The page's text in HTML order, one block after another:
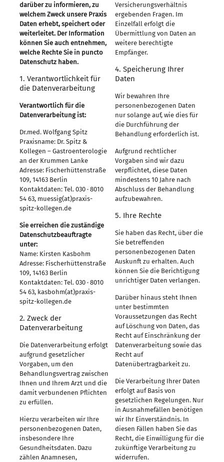
darüber zu informieren, zu
welchem Zweck unsere Praxis
Daten erhebt, speichert oder
weiterleitet. Der Information
können Sie auch entnehmen,
welche Rechte Sie in puncto
Datenschutz haben.
1. Verantwortlichkeit für
die Datenverarbeitung
Verantwortlich für die
Datenverarbeitung ist:
Dr.med. Wolfgang Spitz
Praxisname: Dr. Spitz &
Kollegen – Gastroenterologie
an der Krummen Lanke
Adresse: Fischerhüttenstraße
109, 14163 Berlin
Kontaktdaten: Tel. 030 · 8010
54 63, muessig(at)praxis-
spitz-kollegen.de
Sie erreichen die zuständige
Datenschutzbeauftragte
unter:
Name: Kirsten Kasbohm
Adresse: Fischerhüttenstraße
109, 14163 Berlin
Kontaktdaten: Tel. 030 · 8010
54 63, kasbohm(at)praxis-
spitz-kollegen.de
2. Zweck der
Datenverarbeitung
Die Datenverarbeitung erfolgt
aufgrund gesetzlicher
Vorgaben, um den
Behandlungsvertrag zwischen
Ihnen und Ihrem Arzt und die
damit verbundenen Pflichten
zu erfüllen.
Hierzu verarbeiten wir Ihre
personenbezogenen Daten,
insbesondere Ihre
Gesundheitsdaten. Dazu
zählen Anamnesen,
Versicherungsverhältnis
ergebenden Fragen. Im
Einzelfall erfolgt die
Übermittlung von Daten an
weitere berechtigte
Empfänger.
4. Speicherung Ihrer
Daten
Wir bewahren Ihre
personenbezogenen Daten
nur solange auf, wie dies für
die Durchführung der
Behandlung erforderlich ist.
Aufgrund rechtlicher
Vorgaben sind wir dazu
verpflichtet, diese Daten
mindestens 10 Jahre nach
Abschluss der Behandlung
aufzubewahren.
5. Ihre Rechte
Sie haben das Recht, über die
Sie betreffenden
personenbezogenen Daten
Auskunft zu erhalten. Auch
können Sie die Berichtigung
unrichtiger Daten verlangen.
Darüber hinaus steht Ihnen
unter bestimmten
Voraussetzungen das Recht
auf Löschung von Daten, das
Recht auf Einschränkung der
Datenverarbeitung sowie das
Recht auf
Datenübertragbarkeit zu.
Die Verarbeitung Ihrer Daten
erfolgt auf Basis von
gesetzlichen Regelungen. Nur
in Ausnahmefällen benötigen
wir Ihr Einverständnis. In
diesen Fällen haben Sie das
Recht, die Einwilligung für die
zukünftige Verarbeitung zu
widerrufen.